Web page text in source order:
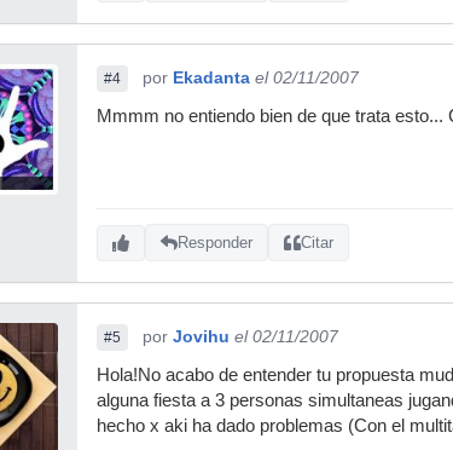
#4 por Ekadanta el 02/11/2007
Mmmm no entiendo bien de que trata
Responder Citar
#5 por Jovihu el 02/11/2007
Hola!No acabo de entender tu propuesta
alguna fiesta a 3 personas simultaneas
hecho x aki ha dado problemas (Con el